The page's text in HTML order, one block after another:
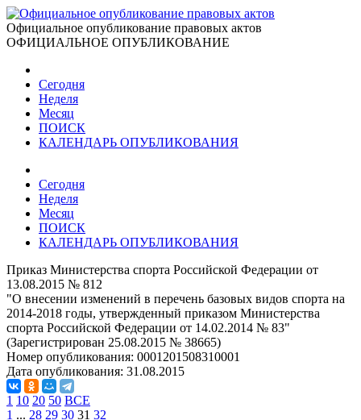
Официальное опубликование правовых актов
ОФИЦИАЛЬНОЕ ОПУБЛИКОВАНИЕ
Сегодня
Неделя
Месяц
ПОИСК
КАЛЕНДАРЬ ОПУБЛИКОВАНИЯ
Сегодня
Неделя
Месяц
ПОИСК
КАЛЕНДАРЬ ОПУБЛИКОВАНИЯ
Приказ Министерства спорта Российской Федерации от
13.08.2015 № 812
"О внесении изменений в перечень базовых видов спорта на
2014-2018 годы, утвержденный приказом Министерства
спорта Российской Федерации от 14.02.2014 № 83"
(Зарегистрирован 25.08.2015 № 38665)
Номер опубликования: 0001201508310001
Дата опубликования: 31.08.2015
1 10 20 50 ВСЕ
1 ... 28 29 30 31 32